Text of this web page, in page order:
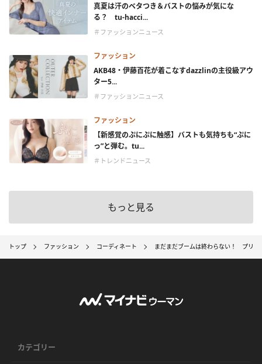
真夏は汗のベタつき＆バストの悩みが気にな
る？ tu-hacci...
＃ファッションニュース
ファッション
AKB48・伊藤百花が着こなすdazzlinの主役級アウ
ター5...
＃ファッションニュース
ファッション
【新感覚のぷにぷに触感】バストも気持ちも“ぷに
っ”と弾む。tu...
＃トレンドニュース
もっと見る
トップ ファッション コーディネート まだまだブームは終わらない！ プリー
カテゴリー